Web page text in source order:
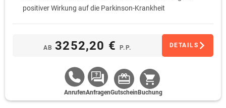
positiver Wirkung auf die Parkinson-Krankheit
Physiotherapie, usw.
Diät in Form des nutrazeutischen Moduls*
AB 3252,20 €P.P. DETAILS
AnrufenAnfragenGutschein Buchung